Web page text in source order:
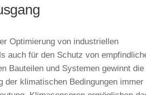
Optimierung von industriellen
auch für den Schutz von
Bauteilen und Systemen gewinnt die
der klimatischen Bedingungen immer